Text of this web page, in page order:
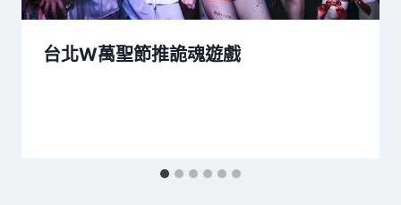
台北W萬聖節推詭魂遊戲